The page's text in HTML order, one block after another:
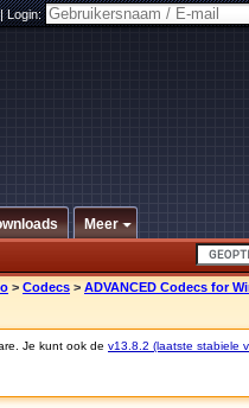
Login:
Meer
> Codecs > ADVANCED Codecs for
Je kunt ook de v13.8.2 (laatste stabiele